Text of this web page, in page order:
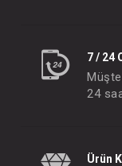
7 / 24
24
Ürün